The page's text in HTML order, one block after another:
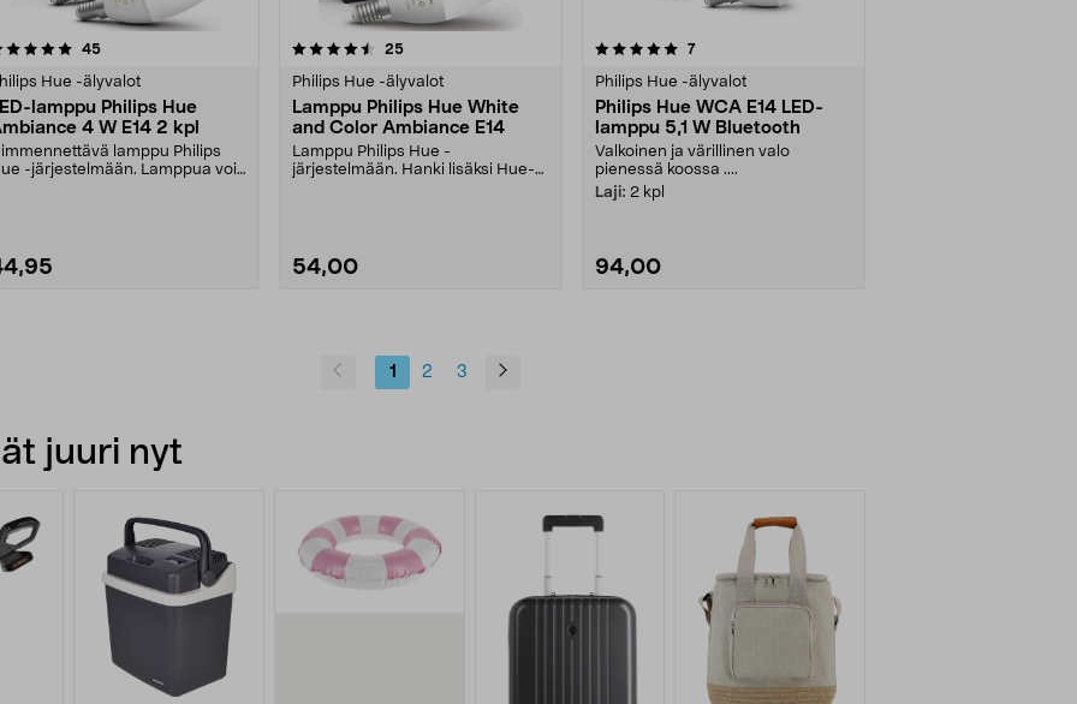
45arvostelut
Hue -älyvalot
lamppu Philips Hue
4 W E14 2 kpl
lamppu Philips
-järjestelmään. Lamppua voi
4.5 viidestä
25arvostelut
Philips Hue -älyvalot
Lamppu Philips Hue White
and Color Ambiance E14
Lamppu Philips Hue -
järjestelmään. Hanki lisäksi Hue-
54,00
5.0 viidestä
7arvostelut
Philips Hue -älyvalot
Philips Hue WCA E14 LED-
lamppu 5,1 W Bluetooth
Valkoinen ja värillinen valo
pienessä koossa ....
Laji: 2 kpl
94,00
1 2 3
juuri nyt